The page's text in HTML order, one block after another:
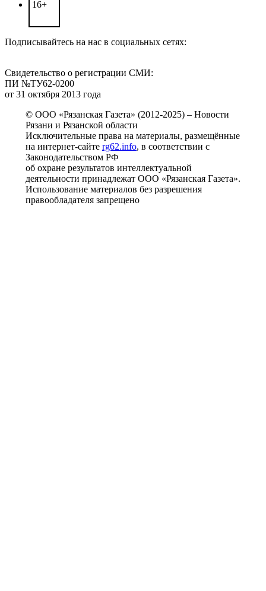
16+
Подписывайтесь на нас в социальных сетях:
Свидетельство о регистрации СМИ:
ПИ №ТУ62-0200
от 31 октября 2013 года
© ООО «Рязанская Газета» (2012-2025) – Новости
Рязани и Рязанской области
Исключительные права на материалы, размещённые
на интернет-сайте rg62.info, в соответствии с
Законодательством РФ
об охране результатов интеллектуальной
деятельности принадлежат ООО «Рязанская Газета».
Использование материалов без разрешения
правообладателя запрещено